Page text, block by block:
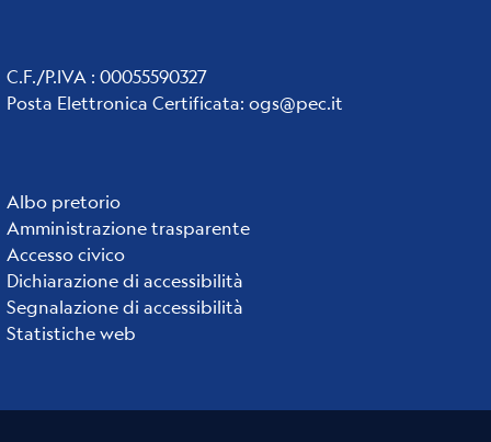
C.F./P.IVA : 00055590327
Posta Elettronica Certificata: ogs@pec.it
Institute
links
Albo pretorio
Amministrazione trasparente
Accesso civico
Dichiarazione di accessibilità
Segnalazione di accessibilità
Statistiche web